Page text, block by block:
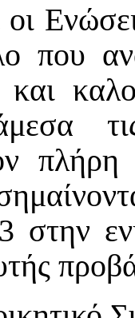
που
και
στην